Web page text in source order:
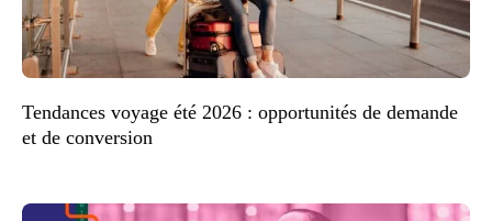
Tendances voyage été 2026 : opportunités de demande
et de conversion